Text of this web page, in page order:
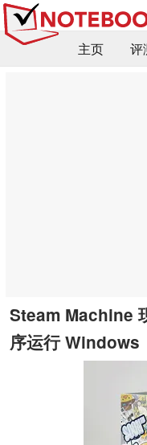
主页 评
Steam Machine
序运行 Windows